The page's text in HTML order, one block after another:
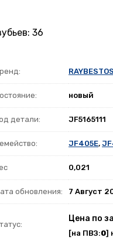
36
новый
детали: JF5165111
JF405E,
0,021
обновления: 7 Август
Цена по
[на ПВЗ:0]